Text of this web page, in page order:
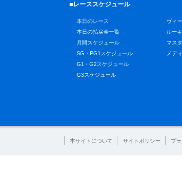
■レーススケジュール
本日のレース
本日の払戻金一覧
月間スケジュール
SG・PG1スケジュール
G1・G2スケジュール
G3スケジュール
ヴィ
ルー
マス
メデ
本サイトについて サイトポリシー プ